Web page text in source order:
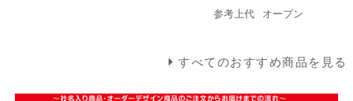
参考上代
オープン
すべてのおすすめ商品を見る